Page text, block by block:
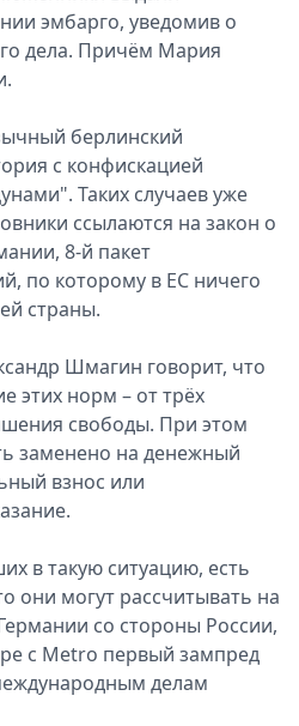
эмбарго, уведомив о
дела. Причём Мария
берлинский
с конфискацией
Таких случаев уже
ссылаются на закон о
8-й пакет
по которому в ЕС ничего
страны.
Шмагин говорит, что
этих норм – от трёх
свободы. При этом
заменено на денежный
взнос или
в такую ситуацию, есть
они могут рассчитывать на
со стороны России,
с Metro первый зампред
делам